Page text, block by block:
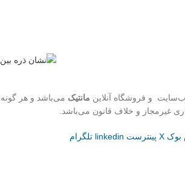
و فروشگاه‌ آنلاین مانتیک می‌باشد و هر گونه
غیرمجاز و خلاف قانون می‌باشد.
بوک X پینترست linkedin تلگرام